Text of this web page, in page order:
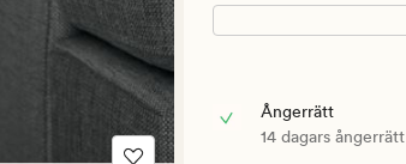
Ångerrätt
14 dagars ångerrätt